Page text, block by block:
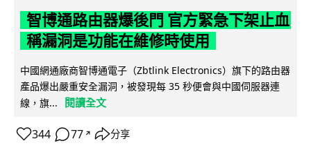
智博通路由器爆後門 官方緊急下架止血
稱漏洞是功能在維修時使用
中國網通廠商智博通電子（Zbtlink Electronics）旗下的路由器
產品爆出嚴重安全漏洞，被發現每 35 秒便會與中國伺服器連
線，旗...
閱讀全文
344 77 ↗ 分享